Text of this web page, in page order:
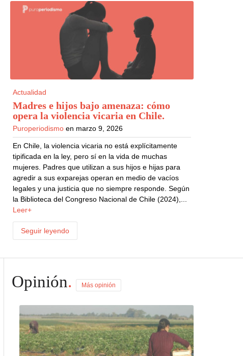
Actualidad
Madres e hijos bajo amenaza: cómo
opera la violencia vicaria en Chile.
Puroperiodismoen marzo 9, 2026
En Chile, la violencia vicaria no está explícitamente
tipificada en la ley, pero sí en la vida de muchas
mujeres. Padres que utilizan a sus hijos e hijas para
agredir a sus exparejas operan en medio de vacíos
legales y una justicia que no siempre responde. Según
la Biblioteca del Congreso Nacional de Chile (2024),...
Leer+
Seguir leyendo
Opinión. Más opinión